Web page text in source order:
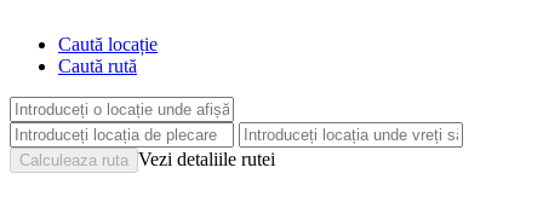
Caută locație
Caută rută
Vezi detaliile rutei